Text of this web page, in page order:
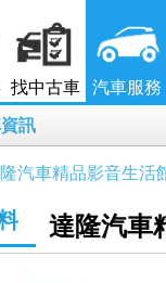
找中古車 汽車服務
訊
汽車精品影音生活
達隆汽車